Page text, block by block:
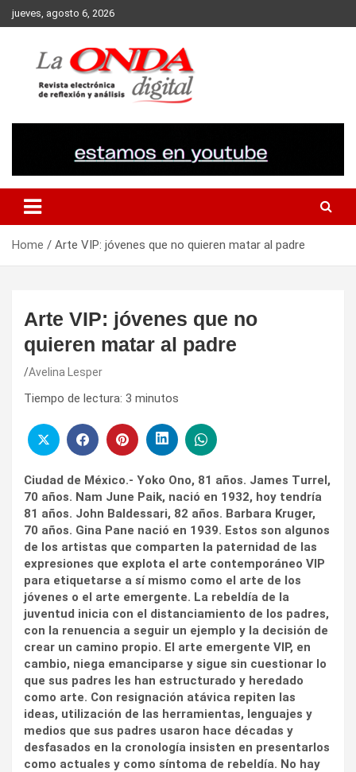
Skip
to
jueves, agosto 6, 2026
Home Arte VIP: jóvenes que no quieren matar al padre
Arte VIP: jóvenes que no
quieren matar al padre
Avelina Lesper
Tiempo de lectura: 3 minutos
Ciudad de México.- Yoko Ono, 81 años. James Turrel,
70 años. Nam June Paik, nació en 1932, hoy tendría
81 años. John Baldessari, 82 años. Barbara Kruger,
70 años. Gina Pane nació en 1939. Estos son algunos
de los artistas que comparten la paternidad de las
expresiones que explota el arte contemporáneo VIP
para etiquetarse a sí mismo como el arte de los
jóvenes o el arte emergente. La rebeldía de la
juventud inicia con el distanciamiento de los padres,
con la renuencia a seguir un ejemplo y la decisión de
crear un camino propio. El arte emergente VIP, en
cambio, niega emanciparse y sigue sin cuestionar lo
que sus padres les han estructurado y heredado
como arte. Con resignación atávica repiten las
ideas, utilización de las herramientas, lenguajes y
medios que sus padres usaron hace décadas y
desfasados en la cronología insisten en presentarlos
como actuales y como síntoma de rebeldía. No hay